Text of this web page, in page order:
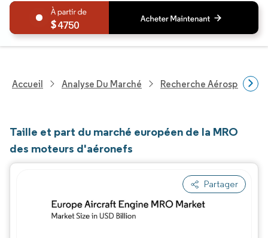
4750
Accueil Analyse Du Marché Recherche Aérospatiale
Taille et part du marché européen de la MRO
des moteurs d'aéronefs
Partager